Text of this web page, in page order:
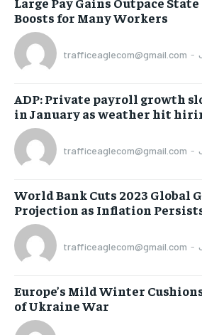
Boosts for Many Workers
trafficeaglecom@gmail.com -
ADP: Private payroll growth
in January as weather hit
trafficeaglecom@gmail.com -
World Bank Cuts 2023 Global
Projection as Inflation
trafficeaglecom@gmail.com -
Europe’s Mild Winter
of Ukraine War